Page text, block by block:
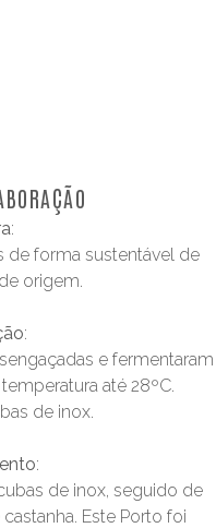
:
de forma sustentável de
origem.
:
e fermentaram
até 28ºC.
de inox.
:
de inox, seguido de
Este Porto foi